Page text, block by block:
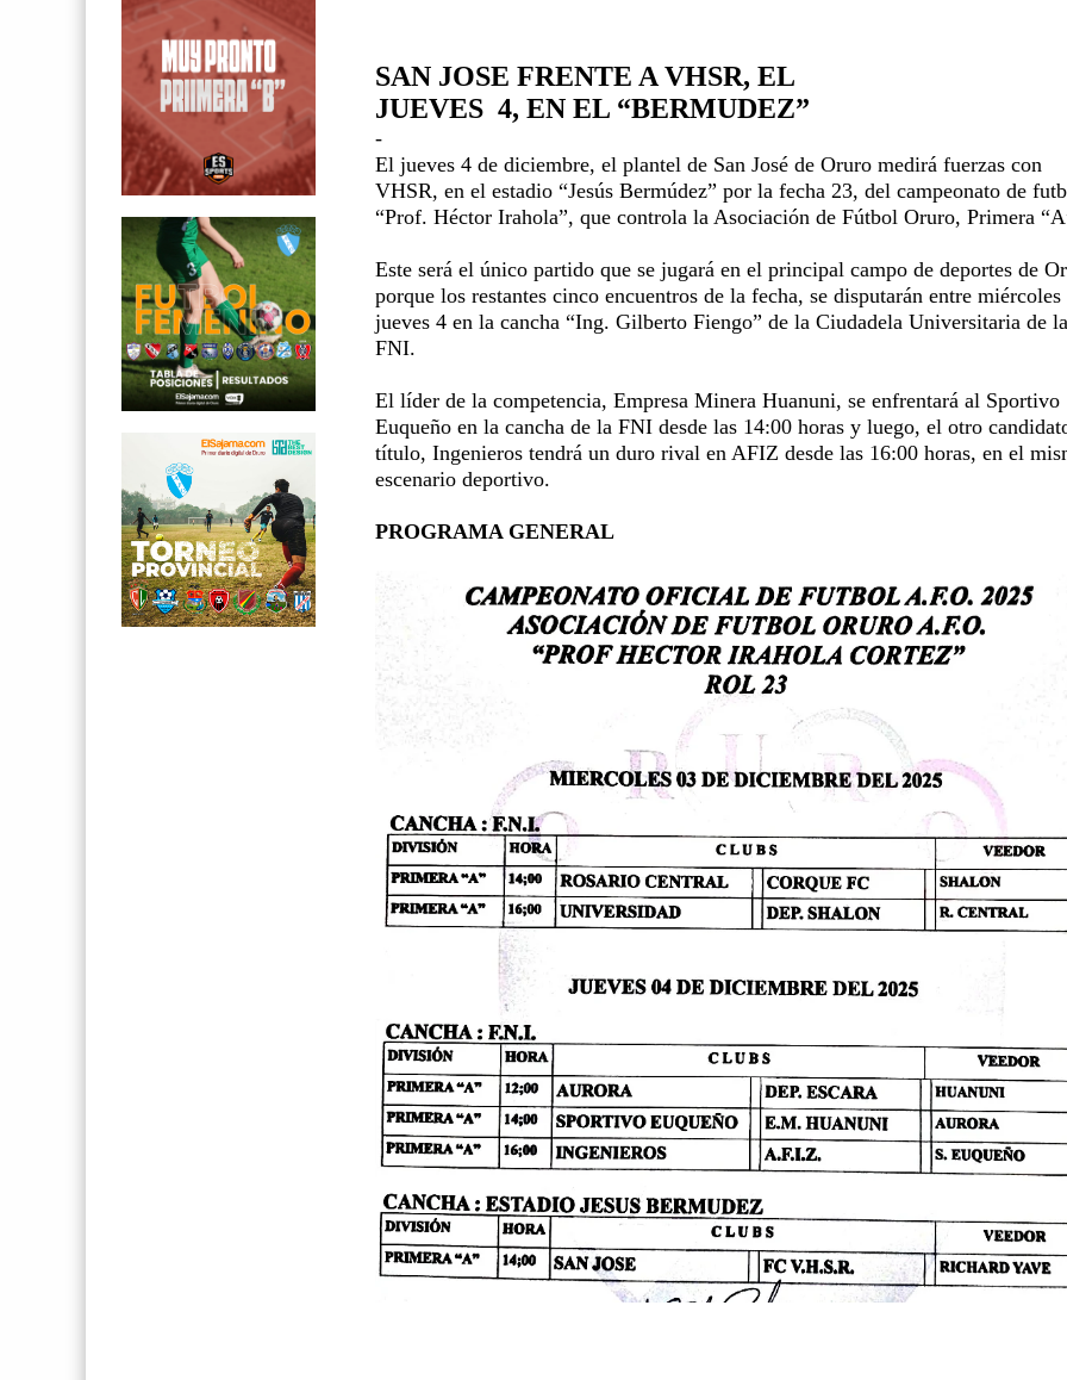
SAN JOSE FRENTE A VHSR, EL
JUEVES 4, EN EL “BERMUDEZ”
-
El jueves 4 de diciembre, el plantel de San José de Oruro medirá fuerzas con
VHSR, en el estadio “Jesús Bermúdez” por la fecha 23, del campeonato de
“Prof. Héctor Irahola”, que controla la Asociación de Fútbol Oruro, Primera
Este será el único partido que se jugará en el principal campo de deportes de
porque los restantes cinco encuentros de la fecha, se disputarán entre
jueves 4 en la cancha “Ing. Gilberto Fiengo” de la Ciudadela Universitaria de
FNI.
El líder de la competencia, Empresa Minera Huanuni, se enfrentará al Sportivo
Euqueño en la cancha de la FNI desde las 14:00 horas y luego, el otro
título, Ingenieros tendrá un duro rival en AFIZ desde las 16:00 horas, en el
escenario deportivo.
PROGRAMA GENERAL